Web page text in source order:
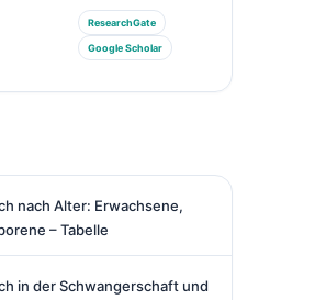
ResearchGate
Google Scholar
nach Alter: Erwachsene,
– Tabelle
in der Schwangerschaft und